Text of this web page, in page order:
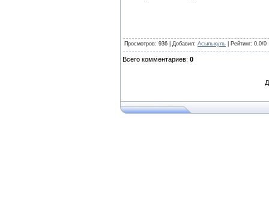
Просмотров: 936 | Добавил: Асылыкуль Рейтинг: 0.0/0
Всего комментариев: 0